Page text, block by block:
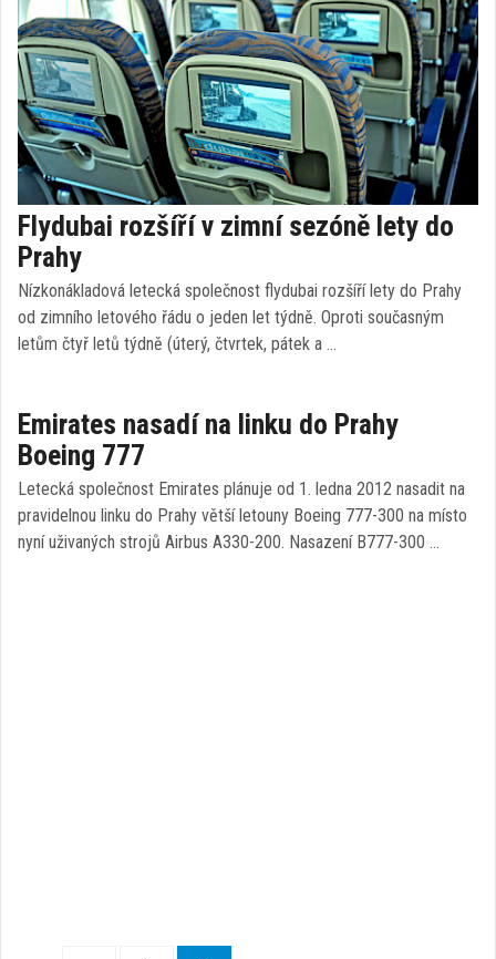
Flydubai rozšíří v zimní sezóně lety do
Prahy
Nízkonákladová letecká společnost flydubai rozšíří lety do Prahy
od zimního letového řádu o jeden let týdně. Oproti současným
letům čtyř letů týdně (úterý, čtvrtek, pátek a …
Emirates nasadí na linku do Prahy
Boeing 777
Letecká společnost Emirates plánuje od 1. ledna 2012 nasadit na
pravidelnou linku do Prahy větší letouny Boeing 777-300 na místo
nyní uživaných strojů Airbus A330-200. Nasazení B777-300 …